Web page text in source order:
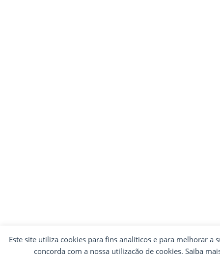
Este site utiliza cookies para fins analíticos e para melhorar a
concorda com a nossa utilização de cookies. Saiba